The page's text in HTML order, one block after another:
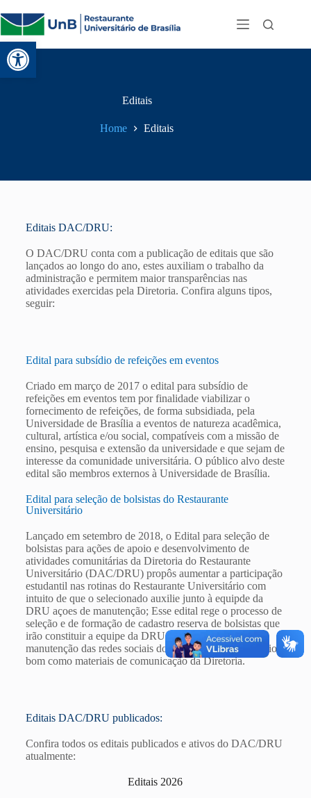
Abrir a barra de ferramentas
Editais
Home Editais
Editais DAC/DRU:
O DAC/DRU conta com a publicação de editais que são
lançados ao longo do ano, estes auxiliam o trabalho da
administração e permitem maior transparências nas
atividades exercidas pela Diretoria. Confira alguns tipos,
seguir:
Edital para subsídio de refeições em eventos
Criado em março de 2017 o edital para subsídio de
refeições em eventos tem por finalidade viabilizar o
fornecimento de refeições, de forma subsidiada, pela
Universidade de Brasília a eventos de natureza acadêmica,
cultural, artística e/ou social, compatíveis com a missão de
ensino, pesquisa e extensão da universidade e que sejam de
interesse da comunidade universitária. O público alvo deste
edital são membros externos à Universidade de Brasília.
Edital para seleção de bolsistas do Restaurante
Universitário
Lançado em setembro de 2018, o Edital para seleção de
bolsistas para ações de apoio e desenvolvimento de
atividades comunitárias da Diretoria do Restaurante
Universitário (DAC/DRU) propôs aumentar a participação
estudantil nas rotinas do Restaurante Universitário com
intuito de que o selecionado auxilie junto à equipde da
DRU açoes de manutenção; Esse edital rege o processo de
seleção e de formação de cadastro reserva de bolsistas que
irão constituir a equipe da DRU responsável pela
manutenção das redes sociais do restaurante Universitário
bom como materiais de comunicação da Diretoria.
Editais DAC/DRU publicados:
Confira todos os editais publicados e ativos do DAC/DRU
atualmente:
Editais 2026